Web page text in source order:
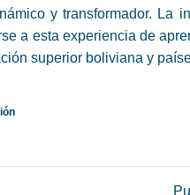
y transformador. La
a esta experiencia de
superior boliviana y